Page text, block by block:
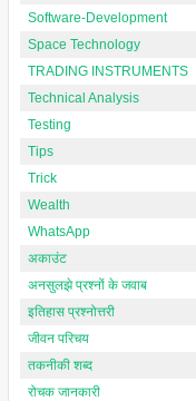
Software-Development
Space Technology
TRADING INSTRUMENTS
Technical Analysis
Testing
Tips
Trick
Wealth
WhatsApp
अकाउंट
अनसुलझे प्रश्नों के जवाब
इतिहास प्रश्नोत्तरी
जीवन परिचय
तकनीकी शब्द
रोचक जानकारी